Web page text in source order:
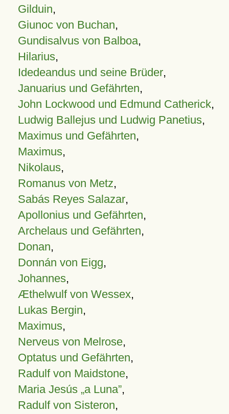
Gilduin,
Giunoc von Buchan,
Gundisalvus von Balboa,
Hilarius,
Idedeandus und seine Brüder,
Januarius und Gefährten,
John Lockwood und Edmund Catherick,
Ludwig Ballejus und Ludwig Panetius,
Maximus und Gefährten,
Maximus,
Nikolaus,
Romanus von Metz,
Sabás Reyes Salazar,
Apollonius und Gefährten,
Archelaus und Gefährten,
Donan,
Donnán von Eigg,
Johannes,
Æthelwulf von Wessex,
Lukas Bergin,
Maximus,
Nerveus von Melrose,
Optatus und Gefährten,
Radulf von Maidstone,
Maria Jesús „a Luna”,
Radulf von Sisteron,